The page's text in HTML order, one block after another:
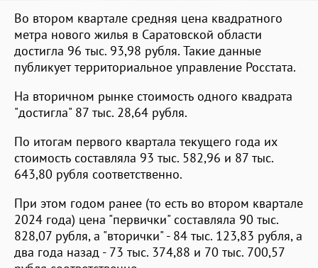
Во втором квартале средняя цена квадратного
метра нового жилья в Саратовской области
достигла 96 тыс. 93,98 рубля. Такие данные
публикует территориальное управление Росстата.
На вторичном рынке стоимость одного квадрата
"достигла" 87 тыс. 28,64 рубля.
По итогам первого квартала текущего года их
стоимость составляла 93 тыс. 582,96 и 87 тыс.
643,80 рубля соответственно.
При этом годом ранее (то есть во втором квартале
2024 года) цена "первички" составляла 90 тыс.
828,07 рубля, а "вторички" - 84 тыс. 123,83 рубля, а
два года назад - 73 тыс. 374,88 и 70 тыс. 700,57